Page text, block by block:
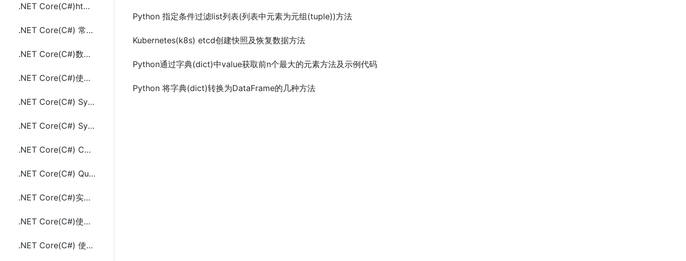
.NET Core(C#)html和url字符串编解码方法(HtmlDecode、HtmlEncode、UrlDecode、UrlEncode)
.NET Core(C#) 常用字符串加解密工具类(MD5,DES,AES,Base64,SHA256)
.NET Core(C#)数组Array相关的工具类方法及示例代码
.NET Core(C#)使用Titanium.Web.Proxy实现Http(s)代理监控请求的方法及示例代码
.NET Core(C#) System.Threading.Timer使用实现定时任务及示例代码
.NET Core(C#) System.Timers.Timer使用实现定时任务及示例代码
.NET Core(C#) Console控制台项目中使用DI依赖注入(ConfigureServices）
.NET Core(C#) Quartz.NET实现定时任务的方法及示例代码
.NET Core(C#)实现定时任务的三种方法(Timer、Quartz.NET、sleep和Task)
.NET Core(C#)使用DI依赖注入通过构造函数传参的方法及示例代码
.NET Core(C#) 使用NPOI读写Excel(.xls,.xlsx)示例代码(不用安装Office)
Python 指定条件过滤list列表(列表中元素为元组(tuple))方法
Kubernetes(k8s) etcd创建快照及恢复数据方法
Python通过字典(dict)中value获取前n个最大的元素方法及示例代码
Python 将字典(dict)转换为DataFrame的几种方法